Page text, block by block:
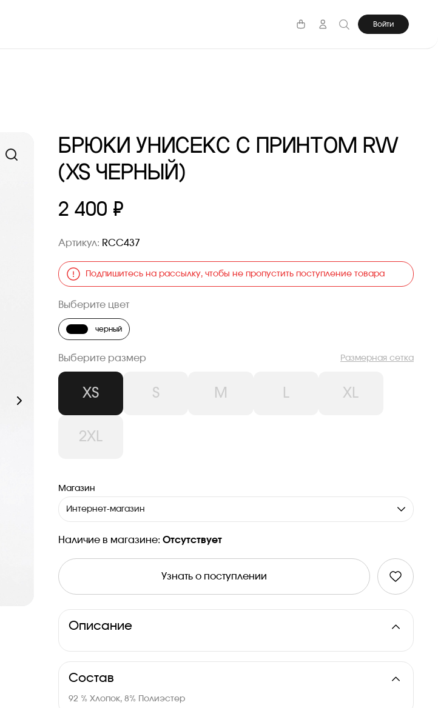
Войти
БРЮКИ УНИСЕКС С ПРИНТОМ RW
(XS ЧЕРНЫЙ)
2 400 ₽
Артикул: RCC437
Подпишитесь на рассылку, чтобы не пропустить поступление товара
Выберите размер Размерная сетка
XS S M L XL
2XL
Выберите цвет
черный
Магазин
Интернет-магазин
Наличие в магазине:Отсутствует
Узнать о поступлении
Описание
Состав
92 % Хлопок, 8% Полиэстер